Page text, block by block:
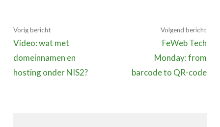
Vorig bericht
Video: wat met
domeinnamen en
hosting onder NIS2?
Volgend bericht
FeWeb Tech
Monday: from
barcode to QR-code